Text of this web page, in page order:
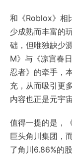
和《Roblox》相
少成熟而丰富的
础，但唯独缺少
M》与《凉宫春
忍者》的牵手，
充，从而吸引更
内容也正是元宇
值得一提的是，
巨头角川集团，
了角川6.86%的